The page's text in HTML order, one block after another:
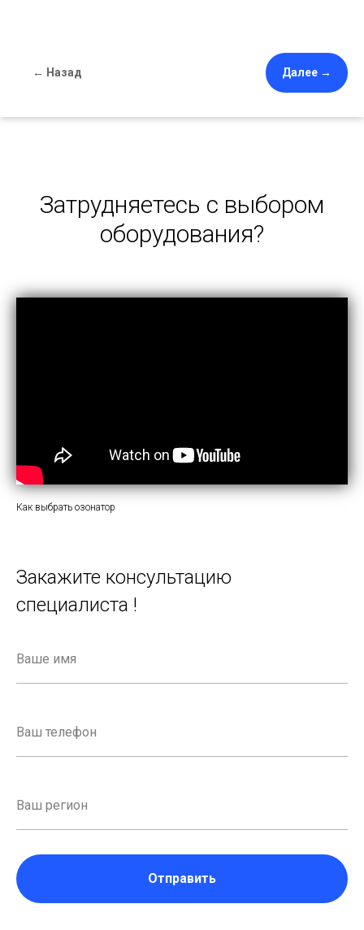
← Назад Далее →
Затрудняетесь с выбором
оборудования?
Как выбрать озонатор
Закажите консультацию
специалиста !
Отправить